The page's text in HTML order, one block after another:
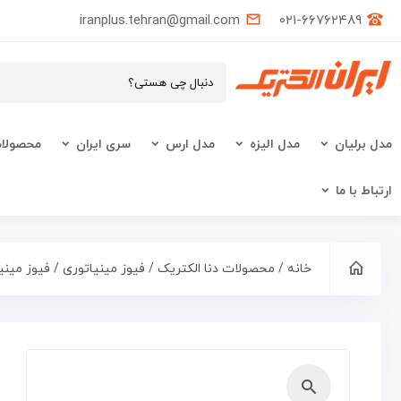
iranplus.tehran@gmail.com ۰۲۱-۶۶۷۶۲۴۸۹
مدل برلیان مدل الیزه مدل ارس سری ایران
ارتباط با ما
خانه / محصولات دنا الکتریک / فیوز مینیاتوری / فیوز